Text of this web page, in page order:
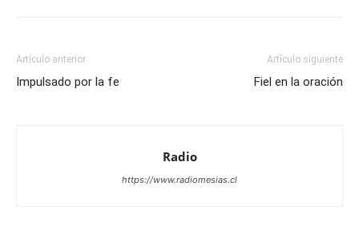
Artículo anterior
Impulsado por la fe
Artículo siguiente
Fiel en la oración
Radio
https://www.radiomesias.cl